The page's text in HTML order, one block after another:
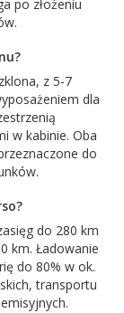
po złożeniu
z 5-7
dla
w kabinie. Oba
do
do 280 km
km. Ładowanie
do 80% w ok.
transportu